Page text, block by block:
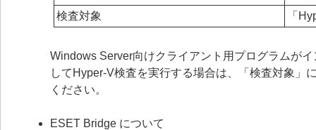
検査対象 「
Windows Server向けクライアント用プログラムが
してHyper-V検査を実行する場合は、「検査対象」
ください。
ESET Bridge について